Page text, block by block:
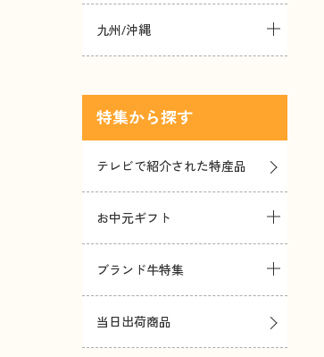
九州/沖縄
特集
テレビで紹介された特産品
お中元ギフト
ブランド牛特集
当日出荷商品